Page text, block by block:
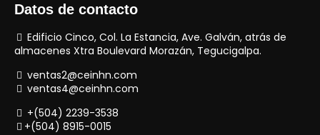
Datos de contacto
Edificio Cinco, Col. La Estancia, Ave. Galván, atrás de
almacenes Xtra Boulevard Morazán, Tegucigalpa.
ventas2@ceinhn.com
ventas4@ceinhn.com
+(504) 2239-3538
+(504) 8915-0015